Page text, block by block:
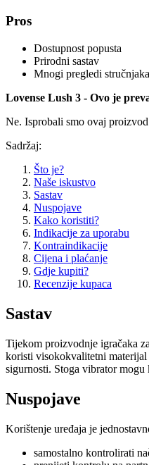
Pros
Dostupnost popusta
Prirodni sastav
Mnogi pregledi stručnjaka
Lovense Lush 3 - Ovo je
Ne. Isprobali smo ovaj
Sadržaj:
Što je?
Naše iskustvo
Sastav
Nuspojave
Kako koristiti?
Indikacije za uporabu
Kontraindikacije
Cijena i plaćanje
Gdje kupiti?
Recenzije kupaca
Sastav
Tijekom proizvodnje igračaka
koristi visokokvalitetni
sigurnosti. Stoga vibrator
Nuspojave
Korištenje uređaja je
samostalno kontrolirati